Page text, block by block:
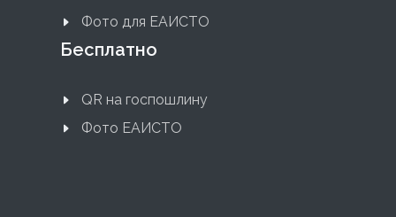
Фото для ЕАИСТО
Бесплатно
QR на госпошлину
Фото ЕАИСТО